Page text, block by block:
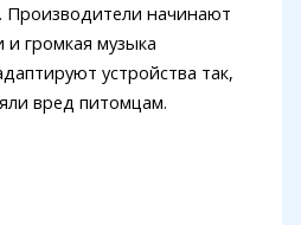
начинают
и громкая музыка
устройства так,
вред питомцам.